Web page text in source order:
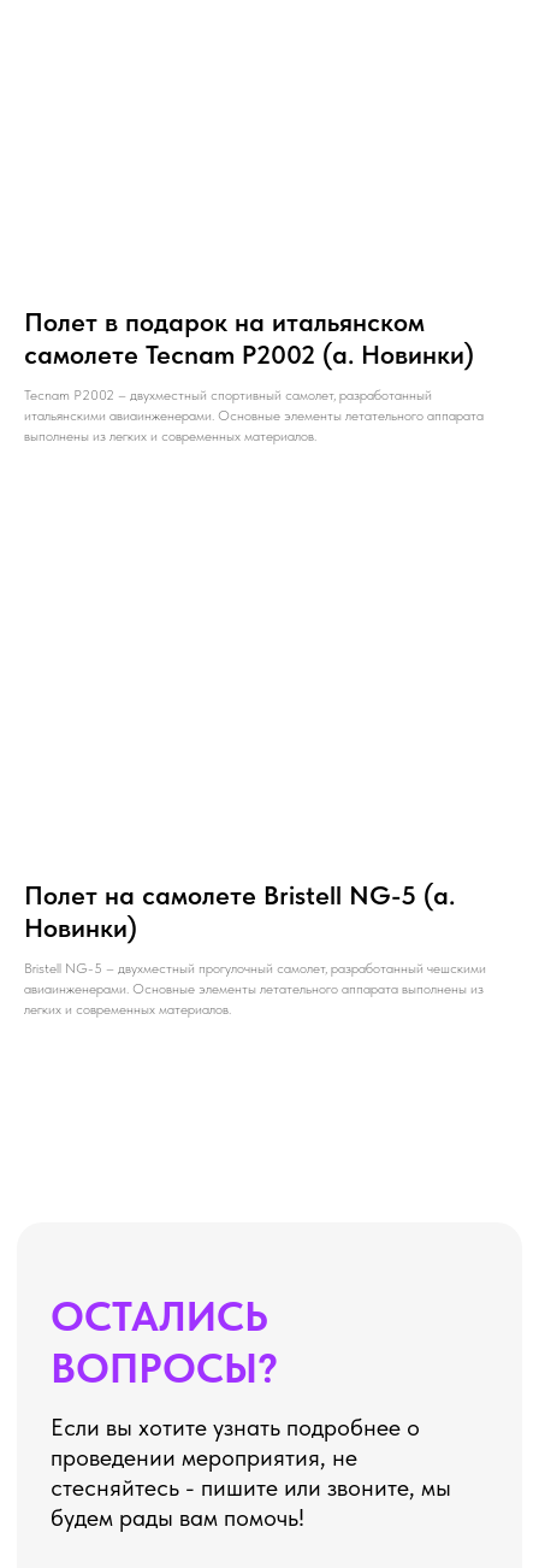
Полет в подарок на итальянском
самолете Tecnam P2002 (а. Новинки)
Tecnam P2002 – двухместный спортивный самолет, разработанный
итальянскими авиаинженерами. Основные элементы летательного аппарата
выполнены из легких и современных материалов.
Полет на самолете Bristell NG-5 (а.
Новинки)
Bristell NG-5 – двухместный прогулочный самолет, разработанный чешскими
авиаинженерами. Основные элементы летательного аппарата выполнены из
легких и современных материалов.